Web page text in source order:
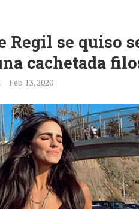
Regil se quiso
cachetada
Feb 13, 2020